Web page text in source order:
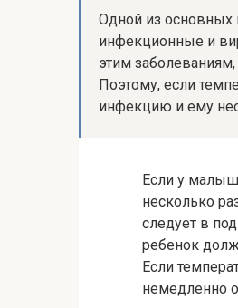
Одной из
инфекционные и
этим
Поэтому, если
инфекцию и ему
Если у
несколько
следует в
ребенок
Если
немедленно